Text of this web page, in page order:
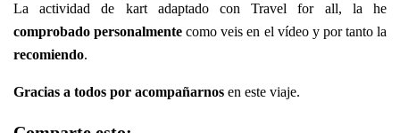
La actividad de kart adaptado con Travel for all, la he
comprobado personalmente como veis en el vídeo y por tanto la
recomiendo.
Gracias a todos por acompañarnos en este viaje.